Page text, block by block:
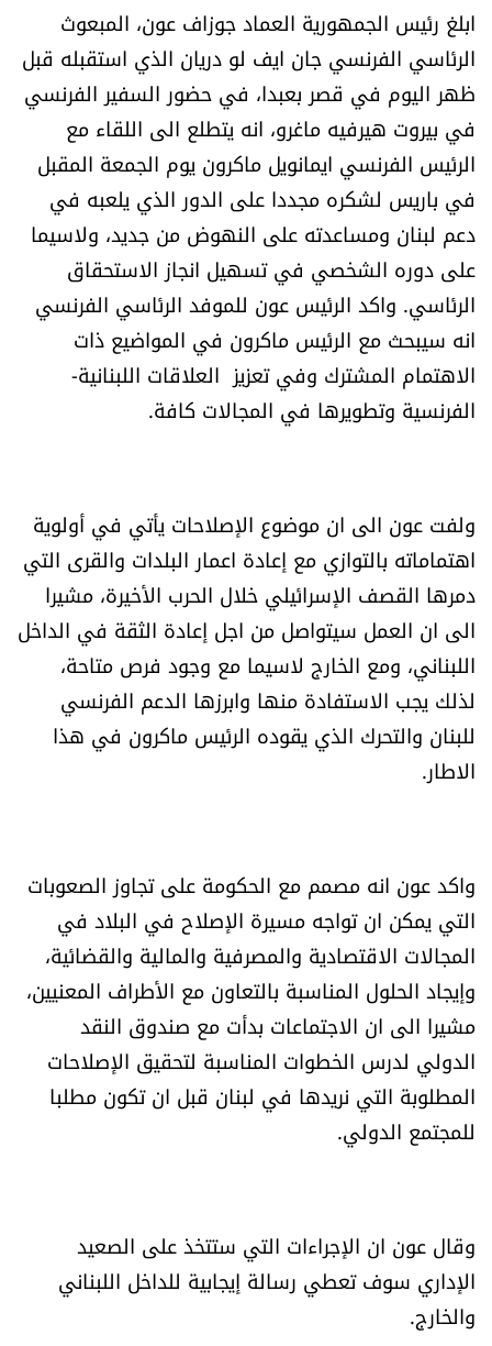
كتّابنا
تحت المجهر
آراء
اقتصاد
العالم
الصحافة الإسرائيلية
اقرأ تضحك
كاميرا
سجالات
صحّة وصحن
منوّعات
حظّك اليوم
للتاريخ
فيديو
من نحن
شروط الاستخدام
شروط الإشتراك
ابلغ رئيس الجمهورية العماد جوزاف عون، المبعوث
الرئاسي الفرنسي جان ايف لو دريان الذي استقبله قبل
ظهر اليوم في قصر بعبدا، في حضور السفير الفرنسي
في بيروت هيرفيه ماغرو، انه يتطلع الى اللقاء مع
الرئيس الفرنسي ايمانويل ماكرون يوم الجمعة المقبل
في باريس لشكره مجددا على الدور الذي يلعبه في
دعم لبنان ومساعدته على النهوض من جديد، ولاسيما
على دوره الشخصي في تسهيل انجاز الاستحقاق
الرئاسي. واكد الرئيس عون للموفد الرئاسي الفرنسي
انه سيبحث مع الرئيس ماكرون في المواضيع ذات
الاهتمام المشترك وفي تعزيز العلاقات اللبنانية-
الفرنسية وتطويرها في المجالات كافة.
ولفت عون الى ان موضوع الإصلاحات يأتي في أولوية
اهتماماته بالتوازي مع إعادة اعمار البلدات والقرى التي
دمرها القصف الإسرائيلي خلال الحرب الأخيرة، مشيرا
الى ان العمل سيتواصل من اجل إعادة الثقة في الداخل
اللبناني، ومع الخارج لاسيما مع وجود فرص متاحة،
لذلك يجب الاستفادة منها وابرزها الدعم الفرنسي
للبنان والتحرك الذي يقوده الرئيس ماكرون في هذا
الاطار.
واكد عون انه مصمم مع الحكومة على تجاوز الصعوبات
التي يمكن ان تواجه مسيرة الإصلاح في البلاد في
المجالات الاقتصادية والمصرفية والمالية والقضائية،
وإيجاد الحلول المناسبة بالتعاون مع الأطراف المعنيين،
مشيرا الى ان الاجتماعات بدأت مع صندوق النقد
الدولي لدرس الخطوات المناسبة لتحقيق الإصلاحات
المطلوبة التي نريدها في لبنان قبل ان تكون مطلبا
للمجتمع الدولي.
وقال عون ان الإجراءات التي ستتخذ على الصعيد
الإداري سوف تعطي رسالة إيجابية للداخل اللبناني
والخارج.